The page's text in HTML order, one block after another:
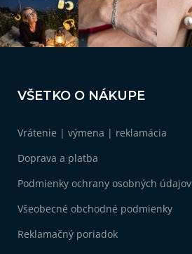
VŠETKO O NÁKUPE
Vrátenie | výmena | reklamácia
Doprava a platba
Podmienky ochrany osobných údajov
Všeobecné obchodné podmienky
Reklamačný poriadok